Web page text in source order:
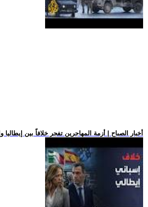
.. أخبار الصباح | أزمة المهاجرين تفجر خلافاً بين إيطاليا